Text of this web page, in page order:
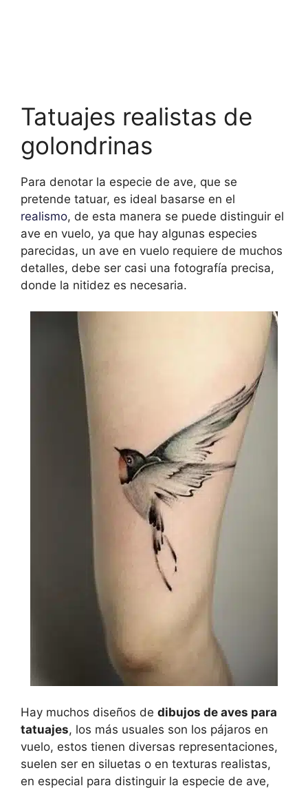
Tatuajes realistas de
golondrinas
Para denotar la especie de ave, que se
pretende tatuar, es ideal basarse en el
realismo, de esta manera se puede distinguir el
ave en vuelo, ya que hay algunas especies
parecidas, un ave en vuelo requiere de muchos
detalles, debe ser casi una fotografía precisa,
donde la nitidez es necesaria.
Hay muchos diseños de dibujos de aves para
tatuajes, los más usuales son los pájaros en
vuelo, estos tienen diversas representaciones,
suelen ser en siluetas o en texturas realistas,
en especial para distinguir la especie de ave,